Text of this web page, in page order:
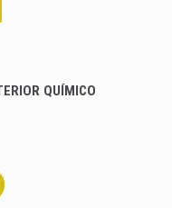
QUÍMICO